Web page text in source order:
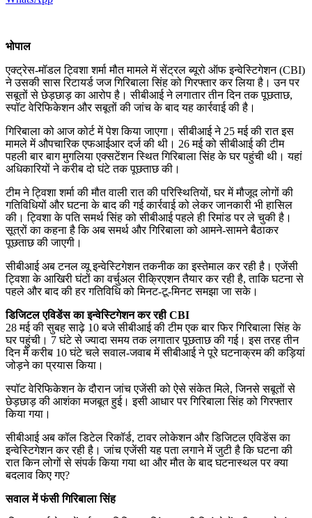
भोपाल
एक्ट्रेस-मॉडल ट्विशा शर्मा मौत मामले में सेंट्रल ब्यूरो ऑफ इन्वेस्टिगेशन (CBI)
ने उसकी सास रिटायर्ड जज गिरिबाला सिंह को गिरफ्तार कर लिया है। उन पर
सबूतों से छेड़छाड़ का आरोप है। सीबीआई ने लगातार तीन दिन तक पूछताछ,
स्पॉट वेरिफिकेशन और सबूतों की जांच के बाद यह कार्रवाई की है।
गिरिबाला को आज कोर्ट में पेश किया जाएगा। सीबीआई ने 25 मई की रात इस
मामले में औपचारिक एफआईआर दर्ज की थी। 26 मई को सीबीआई की टीम
पहली बार बाग मुगलिया एक्सटेंशन स्थित गिरिबाला सिंह के घर पहुंची थी। यहां
अधिकारियों ने करीब दो घंटे तक पूछताछ की।
टीम ने ट्विशा शर्मा की मौत वाली रात की परिस्थितियों, घर में मौजूद लोगों की
गतिविधियों और घटना के बाद की गई कार्रवाई को लेकर जानकारी भी हासिल
की। ट्विशा के पति समर्थ सिंह को सीबीआई पहले ही रिमांड पर ले चुकी है।
सूत्रों का कहना है कि अब समर्थ और गिरिबाला को आमने-सामने बैठाकर
पूछताछ की जाएगी।
सीबीआई अब टनल व्यू इन्वेस्टिगेशन तकनीक का इस्तेमाल कर रही है। एजेंसी
ट्विशा के आखिरी घंटों का वर्चुअल रीक्रिएशन तैयार कर रही है, ताकि घटना से
पहले और बाद की हर गतिविधि को मिनट-टू-मिनट समझा जा सके।
डिजिटल एविडेंस का इन्वेस्टिगेशन कर रही CBI
28 मई की सुबह साढ़े 10 बजे सीबीआई की टीम एक बार फिर गिरिबाला सिंह के
घर पहुंची। 7 घंटे से ज्यादा समय तक लगातार पूछताछ की गई। इस तरह तीन
दिन में करीब 10 घंटे चले सवाल-जवाब में सीबीआई ने पूरे घटनाक्रम की कड़ियां
जोड़ने का प्रयास किया।
स्पॉट वेरिफिकेशन के दौरान जांच एजेंसी को ऐसे संकेत मिले, जिनसे सबूतों से
छेड़छाड़ की आशंका मजबूत हुई। इसी आधार पर गिरिबाला सिंह को गिरफ्तार
किया गया।
सीबीआई अब कॉल डिटेल रिकॉर्ड, टावर लोकेशन और डिजिटल एविडेंस का
इन्वेस्टिगेशन कर रही है। जांच एजेंसी यह पता लगाने में जुटी है कि घटना की
रात किन लोगों से संपर्क किया गया था और मौत के बाद घटनास्थल पर क्या
बदलाव किए गए?
सवाल में फंसी गिरिबाला सिंह